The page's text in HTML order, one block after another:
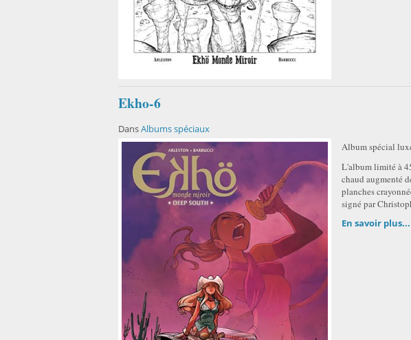
Ekho-6
DansAlbums spéciaux
Album spécial
L'album limité à
chaud augmenté
planches
signé par
En savoir plus...